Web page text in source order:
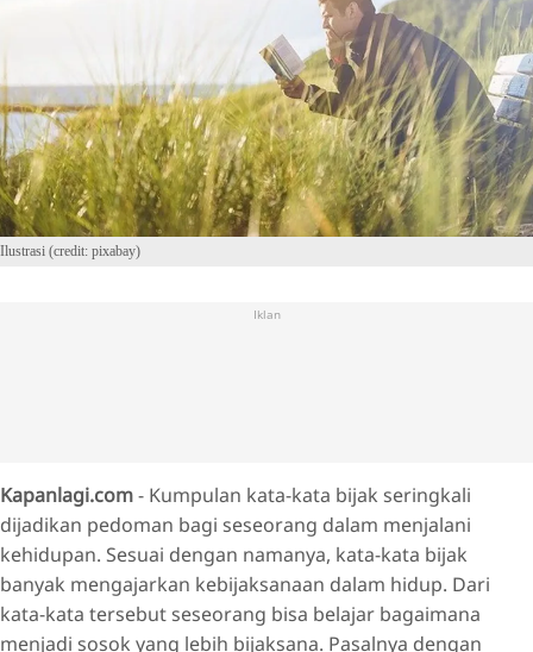
Ilustrasi (credit: pixabay)
Iklan
Kapanlagi.com- Kumpulan kata-kata bijak seringkali
dijadikan pedoman bagi seseorang dalam menjalani
kehidupan. Sesuai dengan namanya, kata-kata bijak
banyak mengajarkan kebijaksanaan dalam hidup. Dari
kata-kata tersebut seseorang bisa belajar bagaimana
menjadi sosok yang lebih bijaksana. Pasalnya dengan